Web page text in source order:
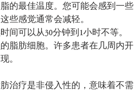
的最佳温度。您可能会感到一些
些感觉通常会减轻。
可以从30分钟到1小时不等。
脂肪细胞。许多患者在几周内开
。
治疗是非侵入性的，意味着不需